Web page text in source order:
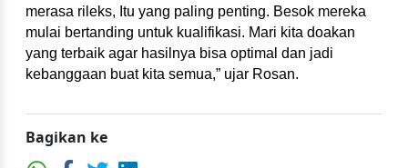
merasa rileks, Itu yang paling penting. Besok mereka
mulai bertanding untuk kualifikasi. Mari kita doakan
yang terbaik agar hasilnya bisa optimal dan jadi
kebanggaan buat kita semua,” ujar Rosan.
Bagikan ke